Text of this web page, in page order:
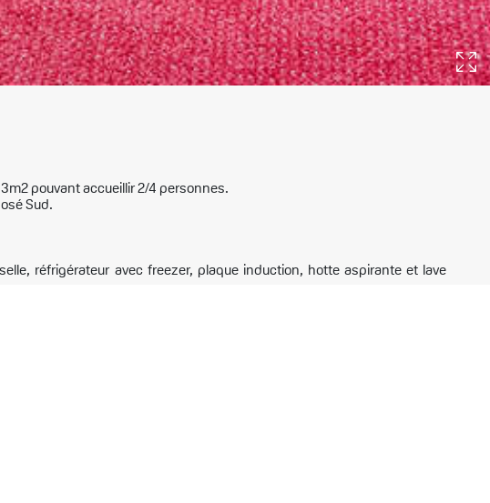
pouvant accueillir 2/4 personnes.
Sud.
réfrigérateur avec freezer, plaque induction, hotte aspirante et lave